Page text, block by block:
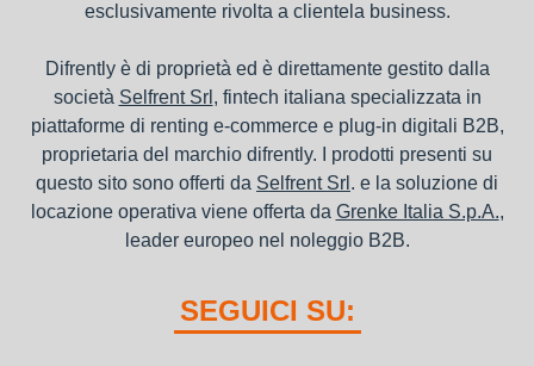
esclusivamente rivolta a clientela business.
Difrently è di proprietà ed è direttamente gestito dalla
società Selfrent Srl , fintech italiana specializzata in
piattaforme di renting e-commerce e plug-in digitali B2B,
proprietaria del marchio difrently. I prodotti presenti su
questo sito sono offerti da Selfrent Srl . e la soluzione di
locazione operativa viene offerta da Grenke Italia S.p.A.,
leader europeo nel noleggio B2B.
SEGUICI SU: